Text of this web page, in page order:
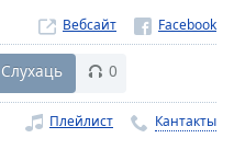
Вебсайт
Слухаць 0
Плейлист Кантакты